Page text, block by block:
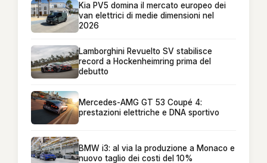
Kia PV5 domina il mercato europeo dei
van elettrici di medie dimensioni nel
2026
Lamborghini Revuelto SV stabilisce
record a Hockenheimring prima del
debutto
Mercedes-AMG GT 53 Coupé 4:
prestazioni elettriche e DNA sportivo
BMW i3: al via la produzione a Monaco e
nuovo taglio dei costi del 10%